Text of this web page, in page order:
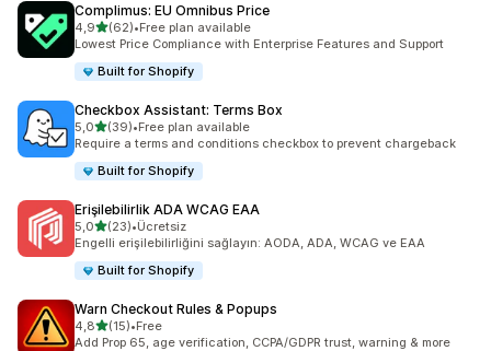
Complimus: EU Omnibus Price
4,95 yıldız üzerinden
(62)
toplam 62 değerlendirme
•Free plan available
Lowest Price Compliance with Enterprise Features and Support
Built for Shopify
Checkbox Assistant: Terms Box
5,05 yıldız üzerinden
(39)
toplam 39 değerlendirme
•Free plan available
Require a terms and conditions checkbox to prevent chargeback
Built for Shopify
Erişilebilirlik ADA WCAG EAA
5,05 yıldız üzerinden
(23)
toplam 23 değerlendirme
•Ücretsiz
Engelli erişilebilirliğini sağlayın: AODA, ADA, WCAG ve EAA
Built for Shopify
Warn Checkout Rules & Popups
4,85 yıldız üzerinden
(15)
toplam 15 değerlendirme
•Free
Add Prop 65, age verification, CCPA/GDPR trust, warning & more